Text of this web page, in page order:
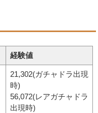
経験値
21,302(ガチャドラ出現
時)
56,072(レアガチャドラ
出現時)